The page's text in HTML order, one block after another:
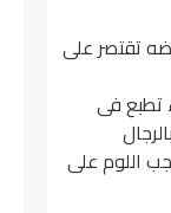
تقتصر على
تطبع فى
اللوم على